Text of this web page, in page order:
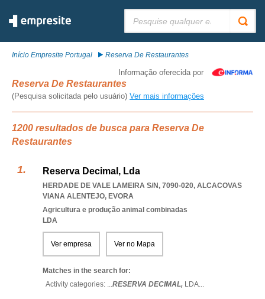
Início Empresite Portugal Reserva De Restaurantes
Informação oferecida por
Reserva De Restaurantes
(Pesquisa solicitada pelo usuário) Ver mais informações
1200 resultados de busca para Reserva De
Restaurantes
Reserva Decimal, Lda
HERDADE DE VALE LAMEIRA S/N, 7090-020, ALCACOVAS
VIANA ALENTEJO, EVORA
Agricultura e produção animal combinadas
LDA
Ver empresa Ver no Mapa
Matches in the search for:
Activity categories: ...RESERVA DECIMAL, LDA...